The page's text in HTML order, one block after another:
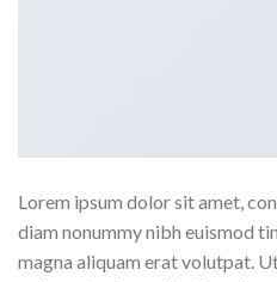
Lorem ipsum dolor sit amet,
diam nonummy nibh euismod
magna aliquam erat volutpat.